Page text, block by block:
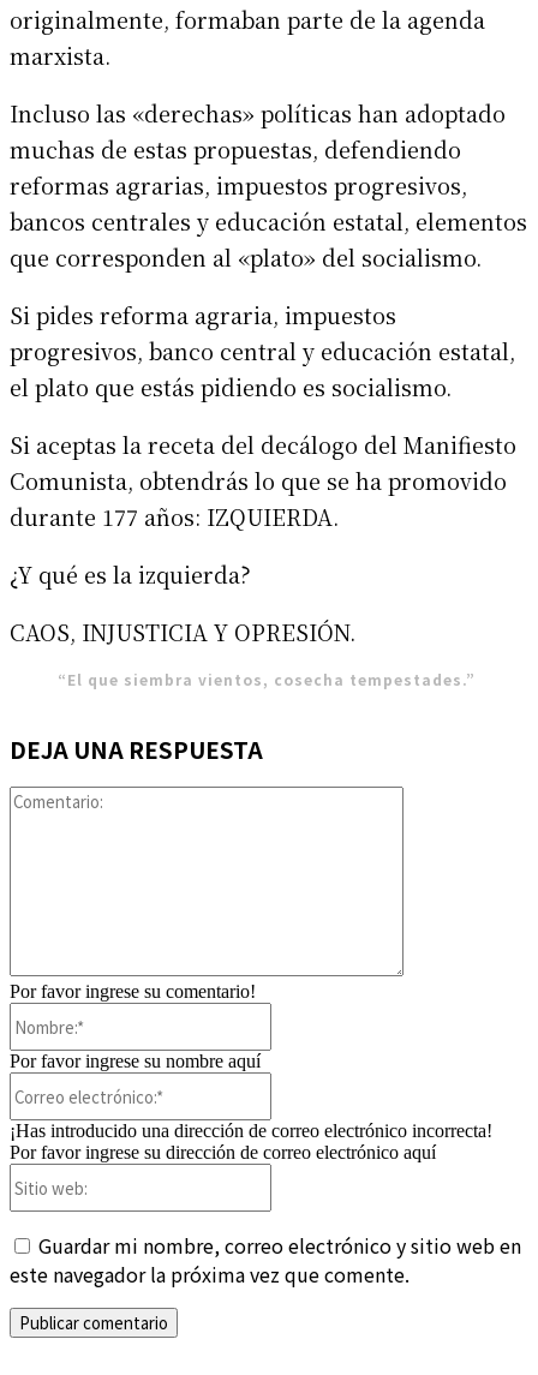
originalmente, formaban parte de la agenda
marxista.
Incluso las «derechas» políticas han adoptado
muchas de estas propuestas, defendiendo
reformas agrarias, impuestos progresivos,
bancos centrales y educación estatal, elementos
que corresponden al «plato» del socialismo.
Si pides reforma agraria, impuestos
progresivos, banco central y educación estatal,
el plato que estás pidiendo es socialismo.
Si aceptas la receta del decálogo del Manifiesto
Comunista, obtendrás lo que se ha promovido
durante 177 años: IZQUIERDA.
¿Y qué es la izquierda?
CAOS, INJUSTICIA Y OPRESIÓN.
“El que siembra vientos, cosecha tempestades.”
DEJA UNA RESPUESTA
Por favor ingrese su comentario!
Por favor ingrese su nombre aquí
¡Has introducido una dirección de correo electrónico incorrecta!
Por favor ingrese su dirección de correo electrónico aquí
Guardar mi nombre, correo electrónico y sitio web en
este navegador la próxima vez que comente.